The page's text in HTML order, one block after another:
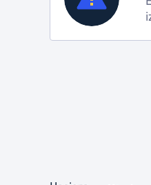
Errolda
Trafiko